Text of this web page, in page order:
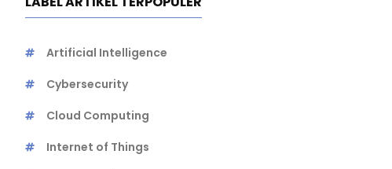
Artificial Intelligence
Cybersecurity
Cloud Computing
Internet of Things